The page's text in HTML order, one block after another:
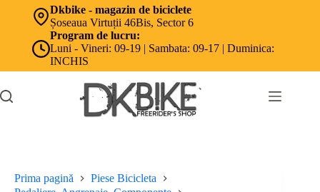
Dkbike - magazin de biciclete
Șoseaua Virtuții 46Bis, Sector 6
Program de lucru:
Luni - Vineri: 09-19 | Sambata: 09-17 | Duminica:
INCHIS
Prima pagină
Piese Bicicleta